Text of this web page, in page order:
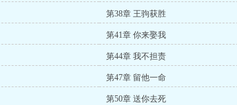
第38章 王驹获胜
第41章 你来娶我
第44章 我不担责
第47章 留他一命
第50章 送你去死